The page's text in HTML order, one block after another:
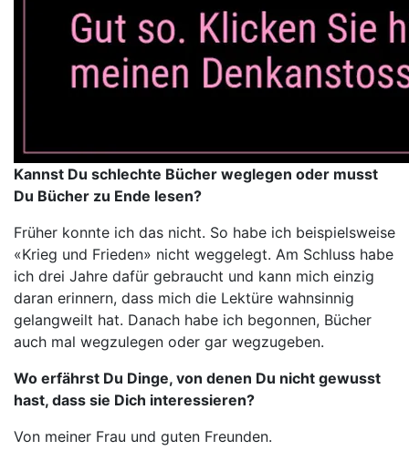
Kannst Du schlechte Bücher weglegen oder musst
Du Bücher zu Ende lesen?
Früher konnte ich das nicht. So habe ich beispielsweise
«Krieg und Frieden» nicht weggelegt. Am Schluss habe
ich drei Jahre dafür gebraucht und kann mich einzig
daran erinnern, dass mich die Lektüre wahnsinnig
gelangweilt hat. Danach habe ich begonnen, Bücher
auch mal wegzulegen oder gar wegzugeben.
Wo erfährst Du Dinge, von denen Du nicht gewusst
hast, dass sie Dich interessieren?
Von meiner Frau und guten Freunden.